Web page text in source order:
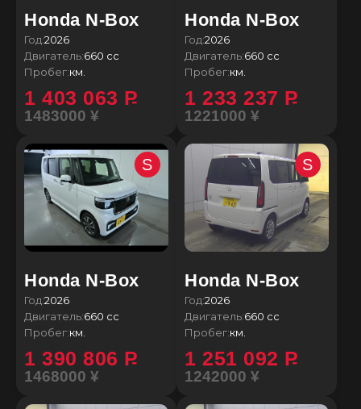
Honda N-Box
Год:2026
Двигатель:660 сс
Пробег:км.
1 403 063 P
1483000 ¥
Honda N-Box
Год:2026
Двигатель:660 сс
Пробег:км.
1 233 237 P
1221000 ¥
Honda N-Box
S
Год:2026
Двигатель:660 сс
Пробег:км.
1 390 806 P
1468000 ¥
Honda N-Box
S
Год:2026
Двигатель:660 сс
Пробег:км.
1 251 092 P
1242000 ¥